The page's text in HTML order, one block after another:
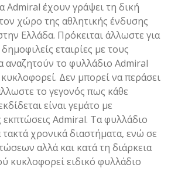
Admiral έχουν γράψει τη δική
χώρο της αθλητικής ένδυσης
Ελλάδα. Πρόκειται άλλωστε για
εταιρίες με τους
αναζητούν το φυλλάδιο Admiral
Δεν μπορεί να περάσει
το γεγονός πως κάθε
είναι γεμάτο με
εκπτώσεις Admiral. Τα φυλλάδιο
τακτά χρονικά διαστήματα, ενώ σε
αλλά και κατά τη διάρκεια
κυκλοφορεί ειδικό φυλλάδιο